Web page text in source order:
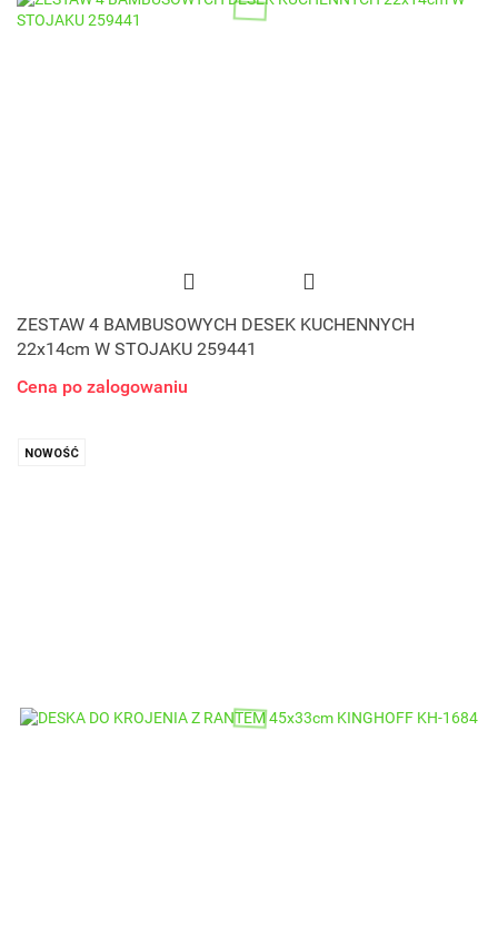
ZESTAW 4 BAMBUSOWYCH DESEK KUCHENNYCH
22x14cm W STOJAKU 259441
Cena po zalogowaniu
NOWOŚĆ